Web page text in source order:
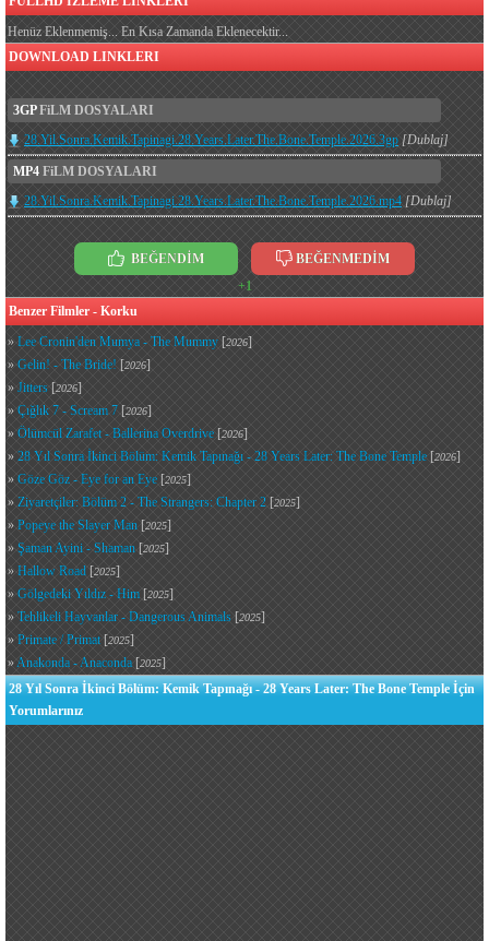
Henüz Eklenmemiş... En Kısa Zamanda Eklenecektir...
DOWNLOAD LINKLERI
3GPFiLM DOSYALARI
28.Yil.Sonra.Kemik.Tapinagi.28.Years.Later.The.Bone.Temple.2026.3gp [Dublaj]
MP4 FiLM DOSYALARI
28.Yil.Sonra.Kemik.Tapinagi.28.Years.Later.The.Bone.Temple.2026.mp4 [Dublaj]
BEĞENDİM
BEĞENMEDİM
+1
Benzer Filmler - Korku
» Lee Cronin'den Mumya - The Mummy [2026]
» Gelin! - The Bride! [2026]
» Jitters [2026]
» Çığlık 7 - Scream 7 [2026]
» Ölümcül Zarafet - Ballerina Overdrive [2026]
» 28 Yıl Sonra İkinci Bölüm: Kemik Tapınağı - 28 Years Later: The Bone Temple [2026]
» Göze Göz - Eye for an Eye [2025]
» Ziyaretçiler: Bölüm 2 - The Strangers: Chapter 2 [2025]
» Popeye the Slayer Man [2025]
» Şaman Ayini - Shaman [2025]
» Hallow Road [2025]
» Gölgedeki Yıldız - Him [2025]
» Tehlikeli Hayvanlar - Dangerous Animals [2025]
» Primate / Primat[2025]
»Anakonda - Anaconda [2025]
28 Yıl Sonra İkinci Bölüm: Kemik Tapınağı - 28 Years Later: The Bone Temple İçin
Yorumlarınız